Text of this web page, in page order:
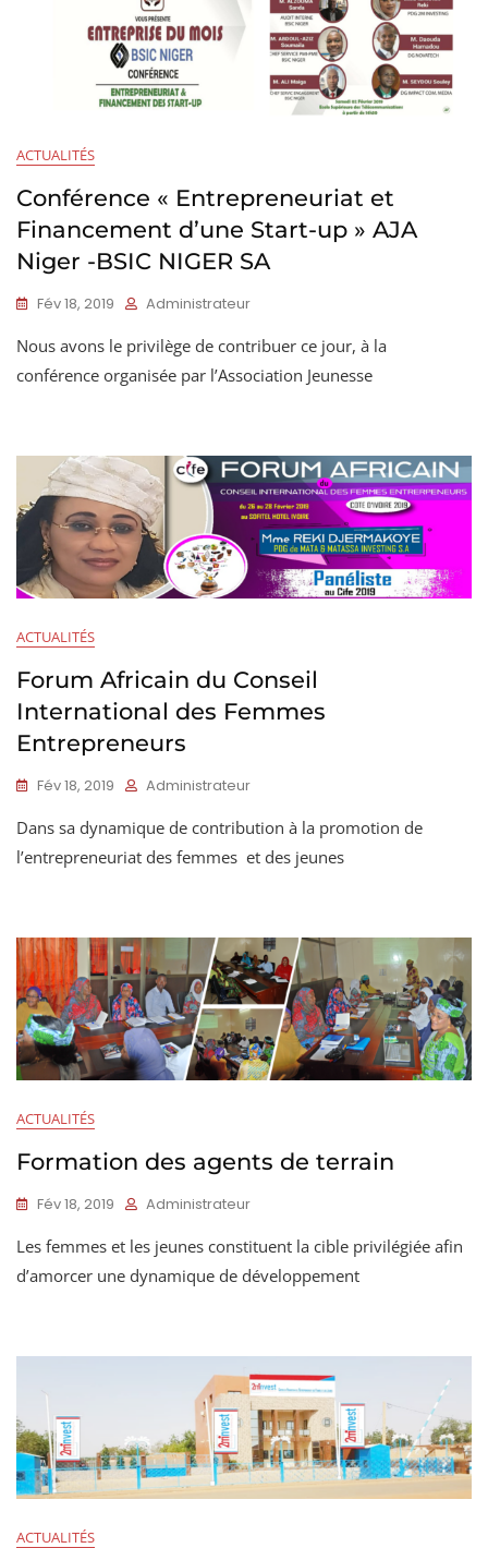
ACTUALITÉS
Conférence « Entrepreneuriat et
Financement d’une Start-up » AJA
Niger -BSIC NIGER SA
Fév 18, 2019 Administrateur
Nous avons le privilège de contribuer ce jour, à la
conférence organisée par l’Association Jeunesse
ACTUALITÉS
Forum Africain du Conseil
International des Femmes
Entrepreneurs
Fév 18, 2019 Administrateur
Dans sa dynamique de contribution à la promotion de
l’entrepreneuriat des femmes et des jeunes
ACTUALITÉS
Formation des agents de terrain
Fév 18, 2019 Administrateur
Les femmes et les jeunes constituent la cible privilégiée afin
d’amorcer une dynamique de développement
ACTUALITÉS